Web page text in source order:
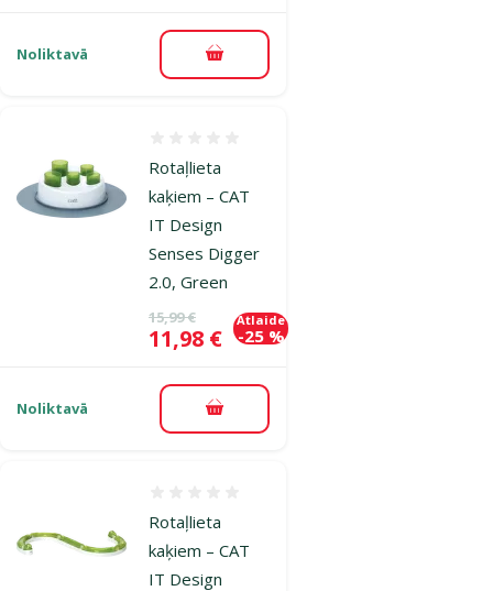
Noliktavā Pievienot grozam
Rotaļlieta
kaķiem – CAT
IT Design
Senses Digger
2.0, Green
Oriģinālā cena
15,99 €
Cena
11,98 €
Atlaide
-25 %
Noliktavā Pievienot grozam
Rotaļlieta
kaķiem – CAT
IT Design